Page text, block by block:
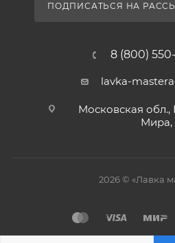
ПОДПИСАТЬСЯ НА
8 (800)
lavka-
Московская обл.,
Мира,
2026 © «Лавка